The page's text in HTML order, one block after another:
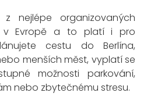
nejlépe organizovaných
v Evropě a to platí i pro
cestu do Berlína,
menších měst, vyplatí se
možnosti parkování,
nebo zbytečnému stresu.